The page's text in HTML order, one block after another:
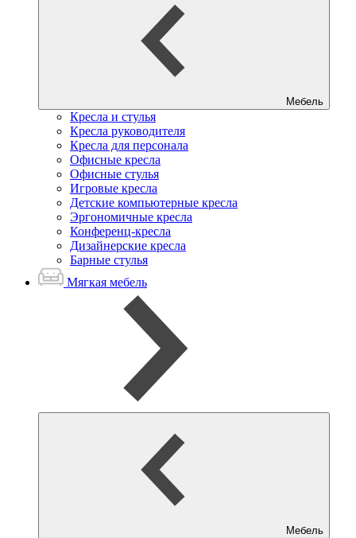
Мебель
Кресла и стулья
Кресла руководителя
Кресла для персонала
Офисные кресла
Офисные стулья
Игровые кресла
Детские компьютерные кресла
Эргономичные кресла
Конференц-кресла
Дизайнерские кресла
Барные стулья
Мягкая мебель
Мебель